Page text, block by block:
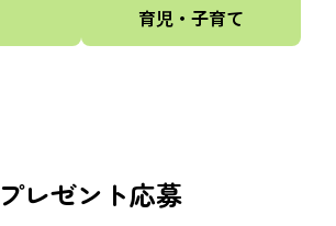
育児・子育て
プレゼント応募